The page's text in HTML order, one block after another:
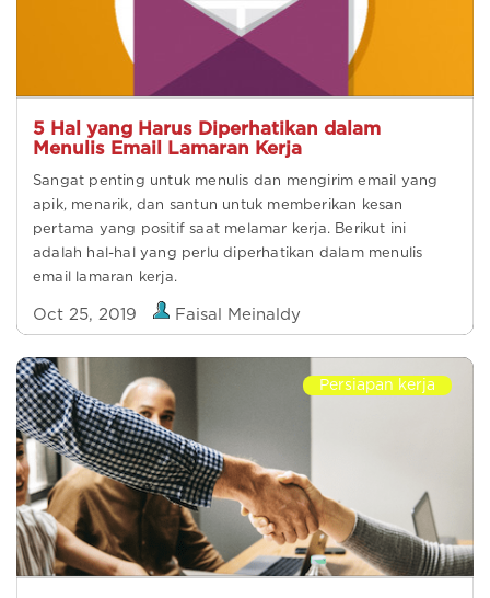
5 Hal yang Harus Diperhatikan dalam
Menulis Email Lamaran Kerja
Sangat penting untuk menulis dan mengirim email yang
apik, menarik, dan santun untuk memberikan kesan
pertama yang positif saat melamar kerja. Berikut ini
adalah hal-hal yang perlu diperhatikan dalam menulis
email lamaran kerja.
Oct 25, 2019 Faisal Meinaldy
Persiapan kerja